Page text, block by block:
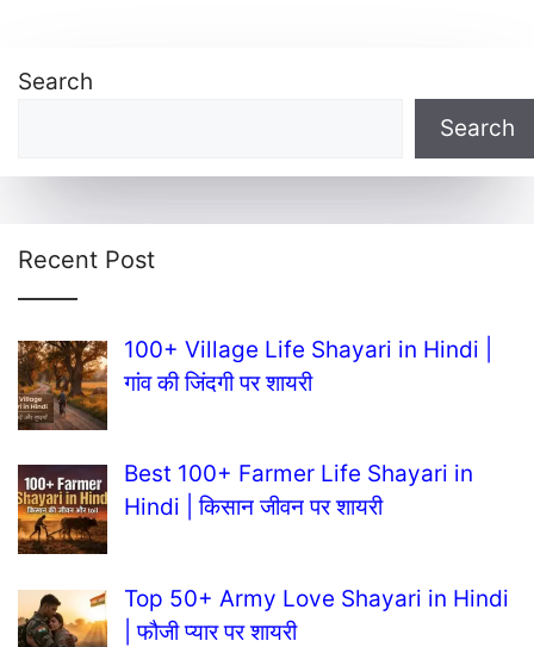
Search
Search
Recent Post
100+ Village Life Shayari in Hindi |
गांव की जिंदगी पर शायरी
Best 100+ Farmer Life Shayari in
Hindi | किसान जीवन पर शायरी
Top 50+ Army Love Shayari in Hindi
| फौजी प्यार पर शायरी